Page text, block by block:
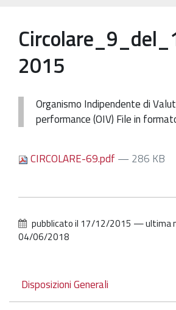
Ufficio
Galleria
2015
Organismo Indipendente di
performance (OIV) File in
CIRCOLARE-69.pdf — 286 KB
pubblicato il 17/12/2015 —ultima
04/06/2018
Navigazione
Disposizioni Generali